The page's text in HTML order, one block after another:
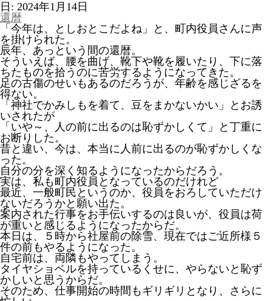
日: 2024年1月14日
還暦
「今年は、としおとこだよね」と、町内役員さんに声
を掛けられた。
辰年、あっという間の還暦。
そういえば、腰を曲げ、靴下や靴を履いたり、下に落
ちたものを拾うのに苦労するようになってきた。
足の古傷のせいもあるのだろうが、年齢を感じざるを
得ない。
「神社でかみしもを着て、豆をまかないかい」とお誘
いされたが
「いや～、人の前に出るのは恥ずかしくて」と丁重に
お断りした。
昔と違い、今は、本当に人前に出るのが恥ずかしくな
った。
自分の分を深く知るようになったからだろう。
実は、私も町内役員となっているのだけれど
最近、一般町民というのか、役員をおろしていただけ
ないだろうかと願い出た。
案内された行事をお手伝いするのは良いが、役員は荷
が重いと感じるようになったからだ。
本日は、５時から社屋前の除雪、現在ではご近所様５
件の前もやるようになった。
自宅前は、両隣もやってしまう。
タイヤショベルを持っているくせに、やらないと恥ず
かしいと思うからだ。
そのため、仕事開始の時間もギリギリとなり、さらに